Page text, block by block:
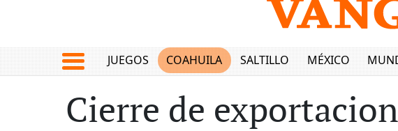
JUEGOS COAHUILA SALTILLO MÉXICO
Cierre de